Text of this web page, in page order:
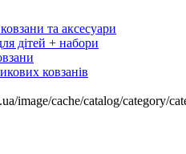
та аксесуари
дітей + набори
ковзанів
image/cache/catalog/category/